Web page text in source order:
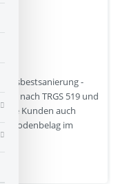
Asbestsanierung -
nach TRGS 519 und
Kunden auch
Bodenbelag im